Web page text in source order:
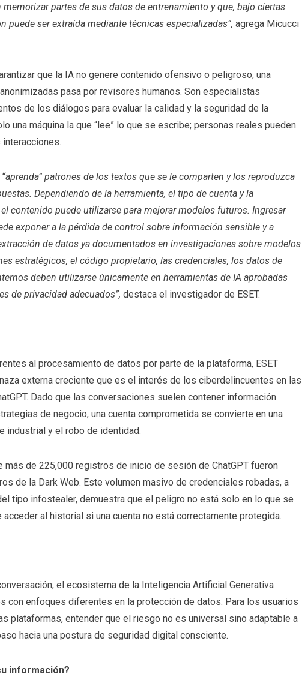
memorizar partes de sus datos de entrenamiento y que, bajo ciertas
puede ser extraída mediante técnicas especializadas”, agrega Micucci
que la IA no genere contenido ofensivo o peligroso, una
pasa por revisores humanos. Son especialistas
de los diálogos para evaluar la calidad y la seguridad de la
una máquina la que “lee” lo que se escribe; personas reales pueden
patrones de los textos que se le comparten y los reproduzca
Dependiendo de la herramienta, el tipo de cuenta y la
contenido puede utilizarse para mejorar modelos futuros. Ingresar
exponer a la pérdida de control sobre información sensible y a
de datos ya documentados en investigaciones sobre modelos
estratégicos, el código propietario, las credenciales, los datos de
deben utilizarse únicamente en herramientas de IA aprobadas
de privacidad adecuados”, destaca el investigador de ESET.
al procesamiento de datos por parte de la plataforma, ESET
externa creciente que es el interés de los ciberdelincuentes en las
Dado que las conversaciones suelen contener información
de negocio, una cuenta comprometida se convierte en una
industrial y el robo de identidad.
más de 225,000 registros de inicio de sesión de ChatGPT fueron
de la Dark Web. Este volumen masivo de credenciales robadas, a
tipo infostealer, demuestra que el peligro no está solo en lo que se
al historial si una cuenta no está correctamente protegida.
el ecosistema de la Inteligencia Artificial Generativa
con enfoques diferentes en la protección de datos. Para los usuarios
plataformas, entender que el riesgo no es universal sino adaptable a
hacia una postura de seguridad digital consciente.
información?